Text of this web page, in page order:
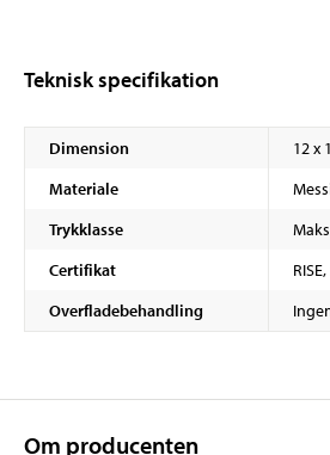
Teknisk specifikation
Dimension
12 x
Materiale
Trykklasse
Certifikat
Overfladebehandling
Om producenten